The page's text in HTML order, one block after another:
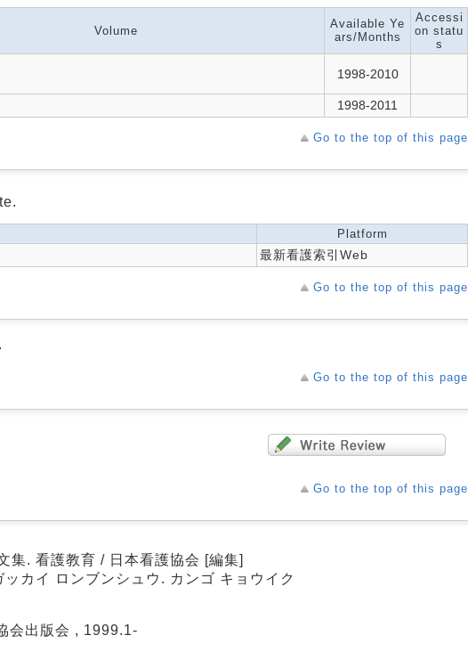
Volume
Available Ye
ars/Months
Accessi
on statu
s
1998-2010
1998-2011
Go to the top of this page
Platform
最新看護索引Web
Go to the top of this page
Go to the top of this page
Go to the top of this page
集. 看護教育 / 日本看護協会 [編集]
カイ ロンブンシュウ. カンゴ キョウイク
会出版会 , 1999.1-